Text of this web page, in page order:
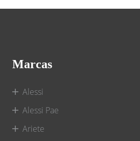
Marcas
Alessi
Alessi Pae
Ariete